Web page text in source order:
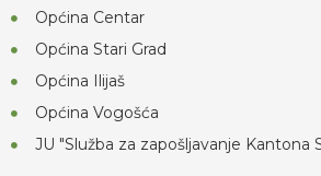
Općina Centar
Općina Stari Grad
Općina Ilijaš
Općina Vogošća
JU "Služba za zapošljavanje Kantona